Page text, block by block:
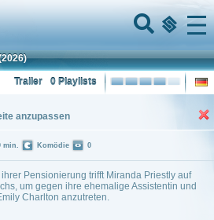
Menu
0 Playlists
Trailer
anzupassen
ihrer Pensionierung trifft Miranda Priestly auf
um gegen ihre ehemalige Assistentin und
Charlton anzutreten.
min. Komödie 0